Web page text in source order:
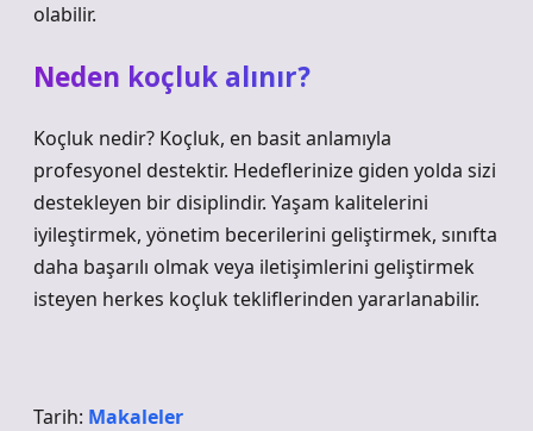
olabilir.
Neden koçluk alınır?
Koçluk nedir? Koçluk, en basit anlamıyla
profesyonel destektir. Hedeflerinize giden yolda sizi
destekleyen bir disiplindir. Yaşam kalitelerini
iyileştirmek, yönetim becerilerini geliştirmek, sınıfta
daha başarılı olmak veya iletişimlerini geliştirmek
isteyen herkes koçluk tekliflerinden yararlanabilir.
Tarih: Makaleler